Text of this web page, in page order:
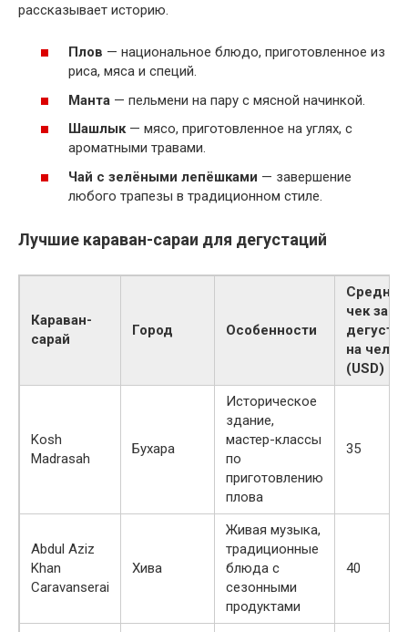
рассказывает историю.
Плов — национальное блюдо, приготовленное из
риса, мяса и специй.
Манта — пельмени на пару с мясной начинкой.
Шашлык— мясо, приготовленное на углях, с
ароматными травами.
Чай с зелёными лепёшками — завершение
любого трапезы в традиционном стиле.
Лучшие караван-сараи для дегустаций
Караван-
сарай
Город Особенности
Средний
чек за
на
(USD)
Kosh
Madrasah
Бухара
Историческое
здание,
мастер-классы
по
приготовлению
плова
35
Abdul Aziz
Khan
Caravanserai
Хива
Живая музыка,
традиционные
блюда с
сезонными
продуктами
40